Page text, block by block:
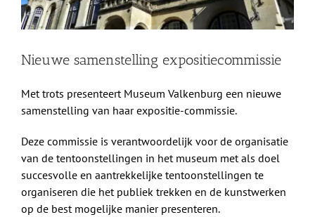
BEZOEK
Nieuwe samenstelling expositiecommissie
Met trots presenteert Museum Valkenburg een nieuwe
samenstelling van haar expositie-commissie.
Deze commissie is verantwoordelijk voor de organisatie
van de tentoonstellingen in het museum met als doel
succesvolle en aantrekkelijke tentoonstellingen te
organiseren die het publiek trekken en de kunstwerken
op de best mogelijke manier presenteren.